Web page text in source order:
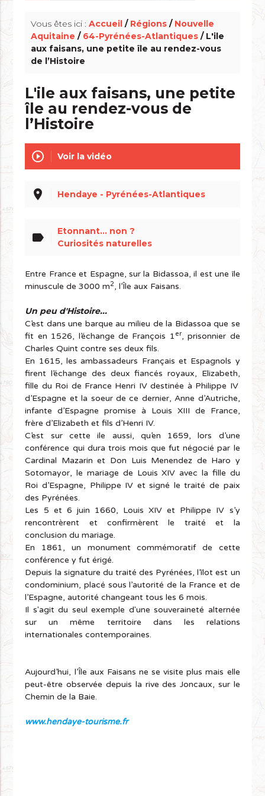
Vous êtes ici :Accueil / Régions / Nouvelle
Aquitaine / 64-Pyrénées-Atlantiques / L'ile
aux faisans, une petite île au rendez-vous
de l’Histoire
L'ile aux faisans, une petite
île au rendez-vous de
l’Histoire
play_circle_outline Voir la vidéo
place Hendaye - Pyrénées-Atlantiques
label
Etonnant... non ?
Curiosités naturelles
Entre France et Espagne, sur la Bidassoa, il est une île
minuscule de 3000 m2, l’Île aux Faisans.
Un peu d'Histoire...
C’est dans une barque au milieu de la Bidassoa que se
fit en 1526, l’échange de François 1 er, prisonnier de
Charles Quint contre ses deux fils.
En 1615, les ambassadeurs Français et Espagnols y
firent l’échange des deux fiancés royaux, Elizabeth,
fille du Roi de France Henri IV destinée à Philippe IV
d’Espagne et la soeur de ce dernier, Anne d’Autriche,
infante d’Espagne promise à Louis XIII de France,
frère d’Elizabeth et fils d’Henri IV.
C’est sur cette ile aussi, qu’en 1659, lors d’une
conférence qui dura trois mois que fut négocié par le
Cardinal Mazarin et Don Luis Menendez de Haro y
Sotomayor, le mariage de Louis XIV avec la fille du
Roi d’Espagne, Philippe IV et signé le traité de paix
des Pyrénées.
Les 5 et 6 juin 1660, Louis XIV et Philippe IV s’y
rencontrèrent et confirmèrent le traité et la
conclusion du mariage.
En 1861, un monument commémoratif de cette
conférence y fut érigé.
Depuis la signature du traité des Pyrénées, l’îlot est un
condominium, placé sous l’autorité de la France et de
l’Espagne, autorité changeant tous les 6 mois.
Il s'agit du seul exemple d'une souveraineté alternée
sur un même territoire dans les relations
internationales contemporaines.
Aujourd’hui, l’Île aux Faisans ne se visite plus mais elle
peut-être observée depuis la rive des Joncaux, sur le
Chemin de la Baie.
www.hendaye-tourisme.fr